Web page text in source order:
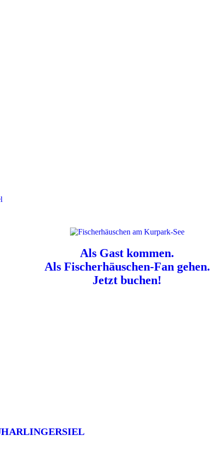
Als Gast kommen.
Als Fischerhäuschen-Fan gehen.
Jetzt buchen!